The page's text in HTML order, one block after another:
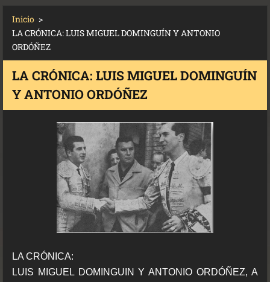
Inicio >
LA CRÓNICA: LUIS MIGUEL DOMINGUÍN Y ANTONIO
ORDÓÑEZ
LA CRÓNICA: LUIS MIGUEL DOMINGUÍN
Y ANTONIO ORDÓÑEZ
LA CRÓNICA:
LUIS MIGUEL DOMINGUIN Y ANTONIO ORDÓÑEZ, A